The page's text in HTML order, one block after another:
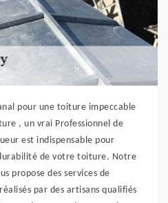
pour une toiture impeccable
, un vrai Professionnel de
est indispensable pour
de votre toiture. Notre
propose des services de
par des artisans qualifiés